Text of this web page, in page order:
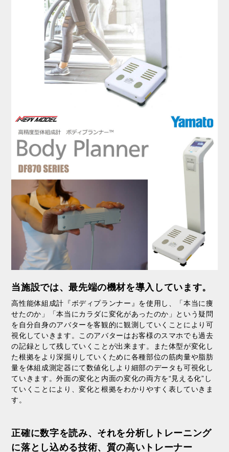
当施設では、最先端の機材を導入しています。
高性能体組成計『ボディプランナー』を使用し、「本当に痩
せたのか」「本当にカラダに変化があったのか」という疑問
を自分自身のアバターを客観的に観測していくことにより可
視化していきます。このアバターはお客様のスマホでも過去
の記録として残していくことが出来ます。また体型が変化し
た根拠をより深掘りしていくために各種部位の筋肉量や脂肪
量を体組成測定器にて数値化しより細部のデータも可視化し
ていきます。外面の変化と内面の変化の両方を“見える化”し
ていくことにより、変化と根拠をわかりやすく表していきま
す。
正確に数字を読み、それを分析しトレーニング
に落とし込める技術、質の高いトレーナー